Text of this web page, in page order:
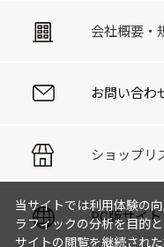
会社概要・
お問い合わ
ショップリ
PC版サイト
当サイトでは利用体験の
ラフィックの分析を目的
サイトの閲覧を継続され